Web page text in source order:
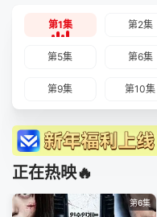
第1集 第2集
第5集 第6集
第9集 第10集
正在热映🔥
第6集